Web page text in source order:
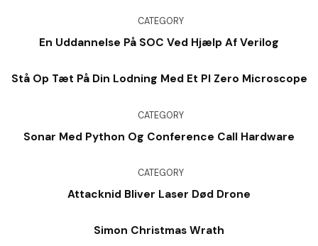
CATEGORY
En Uddannelse På SOC Ved Hjælp Af Verilog
Stå Op Tæt På Din Lodning Med Et PI Zero Microscope
CATEGORY
Sonar Med Python Og Conference Call Hardware
CATEGORY
Attacknid Bliver Laser Død Drone
Simon Christmas Wrath